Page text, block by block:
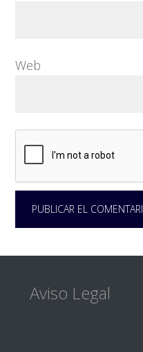
Web
Footer
Aviso Legal